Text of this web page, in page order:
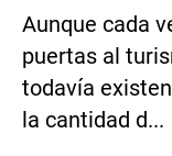
Aunque cada
puertas al
todavía
la cantidad d...